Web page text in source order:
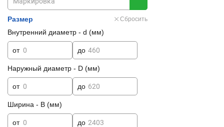
Размер Сбросить
Внутренний диаметр - d (мм)
от до
Наружный диаметр - D (мм)
от до
Ширина - B (мм)
от до